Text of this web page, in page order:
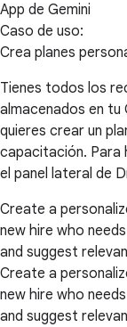
App de Gemini
Caso de uso:
Crea planes
Tienes todos los
almacenados en tu
quieres crear un
capacitación. Para
el panel lateral de
Create a
new hire who
and suggest
Create a
new hire who
and suggest